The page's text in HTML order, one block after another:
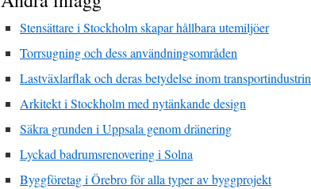
Stensättare i Stockholm skapar hållbara utemiljöer
Torrsugning och dess användningsområden
Lastväxlarflak och deras betydelse inom transportindustrin
Arkitekt i Stockholm med nytänkande design
Säkra grunden i Uppsala genom dränering
Lyckad badrumsrenovering i Solna
Byggföretag i Örebro för alla typer av byggprojekt